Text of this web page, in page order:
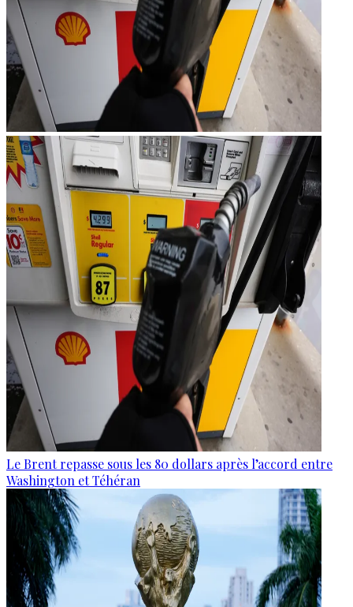
Le Brent repasse sous les 80 dollars après l’accord entre
Washington et Téhéran